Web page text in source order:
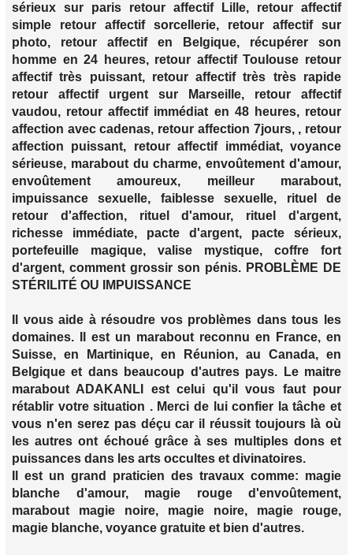
sérieux sur paris retour affectif Lille, retour affectif
simple retour affectif sorcellerie, retour affectif sur
photo, retour affectif en Belgique, récupérer son
homme en 24 heures, retour affectif Toulouse retour
affectif très puissant, retour affectif très très rapide
retour affectif urgent sur Marseille, retour affectif
vaudou, retour affectif immédiat en 48 heures, retour
affection avec cadenas, retour affection 7jours, , retour
affection puissant, retour affectif immédiat, voyance
sérieuse, marabout du charme, envoûtement d'amour,
envoûtement amoureux, meilleur marabout,
impuissance sexuelle, faiblesse sexuelle, rituel de
retour d'affection, rituel d'amour, rituel d'argent,
richesse immédiate, pacte d'argent, pacte sérieux,
portefeuille magique, valise mystique, coffre fort
d'argent, comment grossir son pénis. PROBLÈME DE
STÉRILITÉ OU IMPUISSANCE
Il vous aide à résoudre vos problèmes dans tous les
domaines. Il est un marabout reconnu en France, en
Suisse, en Martinique, en Réunion, au Canada, en
Belgique et dans beaucoup d'autres pays. Le maitre
marabout ADAKANLI est celui qu'il vous faut pour
rétablir votre situation . Merci de lui confier la tâche et
vous n'en serez pas déçu car il réussit toujours là où
les autres ont échoué grâce à ses multiples dons et
puissances dans les arts occultes et divinatoires.
Il est un grand praticien des travaux comme: magie
blanche d'amour, magie rouge d'envoûtement,
marabout magie noire, magie noire, magie rouge,
magie blanche, voyance gratuite et bien d'autres.